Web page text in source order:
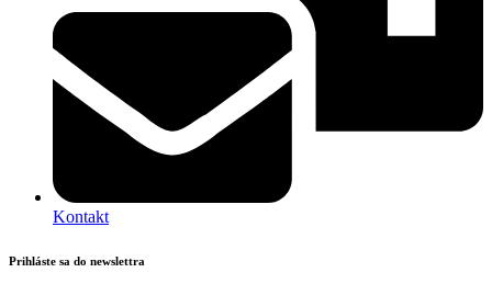
Kontakt
Prihláste sa do newslettra